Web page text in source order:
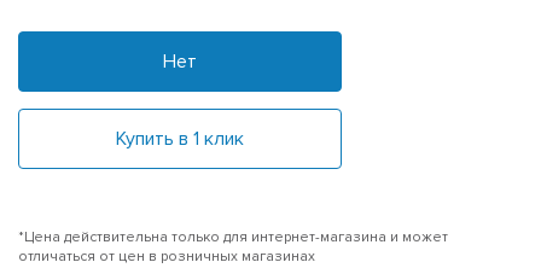
Нет
Купить в 1 клик
*Цена действительна только для интернет-магазина и может
отличаться от цен в розничных магазинах